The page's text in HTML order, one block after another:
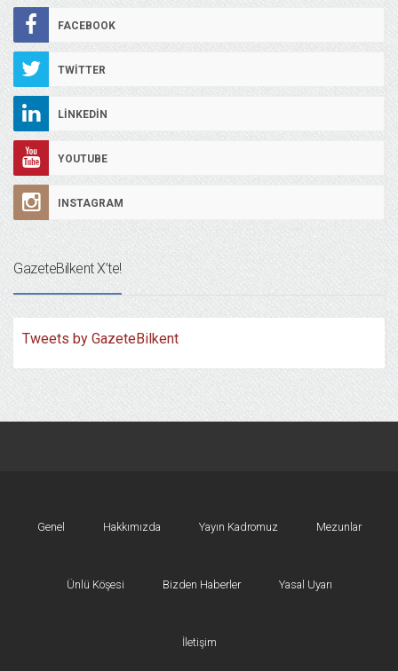
FACEBOOK
TWITTER
LINKEDIN
YOUTUBE
INSTAGRAM
GazeteBilkent X’te!
Tweets by GazeteBilkent
Genel Hakkımızda Yayın Kadromuz Mezunlar
Ünlü Köşesi Bizden Haberler Yasal Uyarı
İletişim